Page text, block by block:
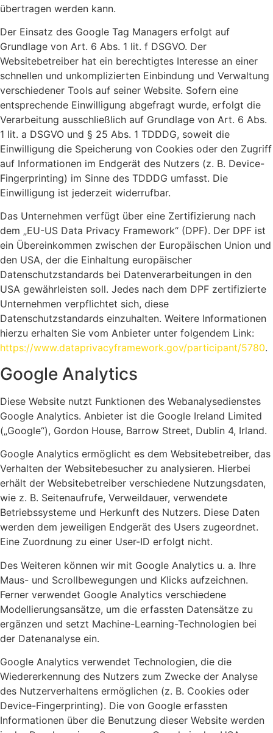
übertragen werden kann.
Der Einsatz des Google Tag Managers erfolgt auf
Grundlage von Art. 6 Abs. 1 lit. f DSGVO. Der
Websitebetreiber hat ein berechtigtes Interesse an einer
schnellen und unkomplizierten Einbindung und Verwaltung
verschiedener Tools auf seiner Website. Sofern eine
entsprechende Einwilligung abgefragt wurde, erfolgt die
Verarbeitung ausschließlich auf Grundlage von Art. 6 Abs.
1 lit. a DSGVO und § 25 Abs. 1 TDDDG, soweit die
Einwilligung die Speicherung von Cookies oder den Zugriff
auf Informationen im Endgerät des Nutzers (z. B. Device-
Fingerprinting) im Sinne des TDDDG umfasst. Die
Einwilligung ist jederzeit widerrufbar.
Das Unternehmen verfügt über eine Zertifizierung nach
dem „EU-US Data Privacy Framework“ (DPF). Der DPF ist
ein Übereinkommen zwischen der Europäischen Union und
den USA, der die Einhaltung europäischer
Datenschutzstandards bei Datenverarbeitungen in den
USA gewährleisten soll. Jedes nach dem DPF zertifizierte
Unternehmen verpflichtet sich, diese
Datenschutzstandards einzuhalten. Weitere Informationen
hierzu erhalten Sie vom Anbieter unter folgendem Link:
https://www.dataprivacyframework.gov/participant/5780.
Google Analytics
Diese Website nutzt Funktionen des Webanalysedienstes
Google Analytics. Anbieter ist die Google Ireland Limited
(„Google“), Gordon House, Barrow Street, Dublin 4, Irland.
Google Analytics ermöglicht es dem Websitebetreiber, das
Verhalten der Websitebesucher zu analysieren. Hierbei
erhält der Websitebetreiber verschiedene Nutzungsdaten,
wie z. B. Seitenaufrufe, Verweildauer, verwendete
Betriebssysteme und Herkunft des Nutzers. Diese Daten
werden dem jeweiligen Endgerät des Users zugeordnet.
Eine Zuordnung zu einer User-ID erfolgt nicht.
Des Weiteren können wir mit Google Analytics u. a. Ihre
Maus- und Scrollbewegungen und Klicks aufzeichnen.
Ferner verwendet Google Analytics verschiedene
Modellierungsansätze, um die erfassten Datensätze zu
ergänzen und setzt Machine-Learning-Technologien bei
der Datenanalyse ein.
Google Analytics verwendet Technologien, die die
Wiedererkennung des Nutzers zum Zwecke der Analyse
des Nutzerverhaltens ermöglichen (z. B. Cookies oder
Device-Fingerprinting). Die von Google erfassten
Informationen über die Benutzung dieser Website werden